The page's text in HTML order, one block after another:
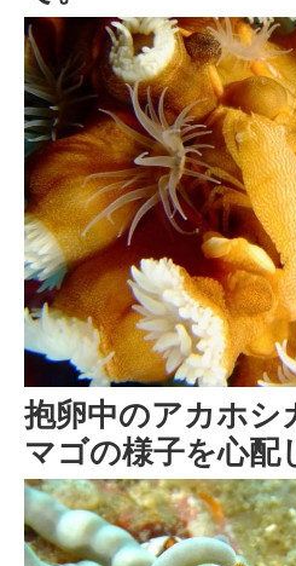
抱卵中のアカホシ
マゴの様子を心配